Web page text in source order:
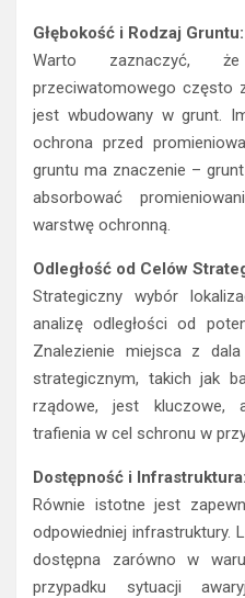
Głębokość i Rodzaj Gruntu:
Warto zaznaczyć,
przeciwatomowego często
jest wbudowany w grunt.
ochrona przed
gruntu ma znaczenie –
absorbować
warstwę ochronną.
Odległość od Celów
Strategiczny wybór
analizę odległości od
Znalezienie miejsca z
strategicznym, takich jak
rządowe, jest kluczowe,
trafienia w cel schronu w
Dostępność i Infrastruktura:
Równie istotne jest
odpowiedniej infrastruktury.
dostępna zarówno w
przypadku sytuacji